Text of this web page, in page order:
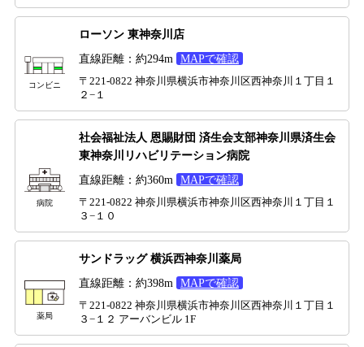
コンビニ
ローソン 東神奈川店
直線距離：約294m
MAPで確認
〒221-0822 神奈川県横浜市神奈川区西神奈川１丁目１
２−１
病院
社会福祉法人 恩賜財団 済生会支部神奈川県済生会
東神奈川リハビリテーション病院
直線距離：約360m
MAPで確認
〒221-0822 神奈川県横浜市神奈川区西神奈川１丁目１
３−１０
薬局
サンドラッグ 横浜西神奈川薬局
直線距離：約398m
MAPで確認
〒221-0822 神奈川県横浜市神奈川区西神奈川１丁目１
３−１２ アーバンビル 1F